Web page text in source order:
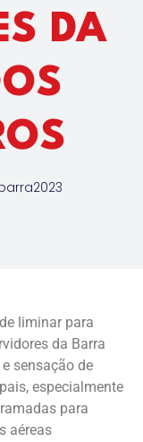
DA
liminar para
da Barra
sensação de
especialmente
para
aéreas